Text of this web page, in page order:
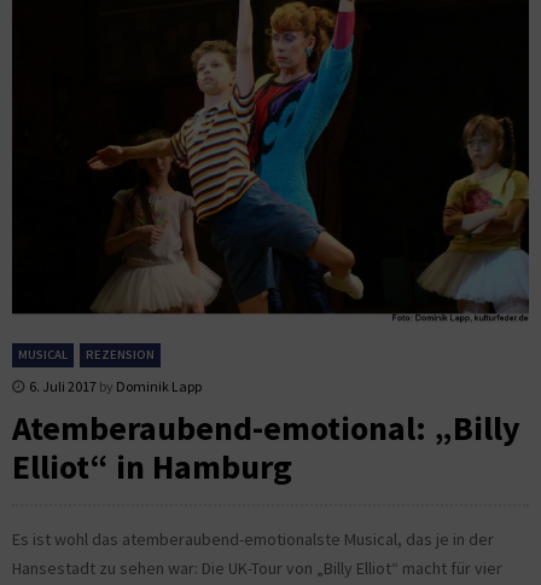
MUSICAL REZENSION
6. Juli 2017 by Dominik Lapp
Atemberaubend-emotional: „Billy
Elliot“ in Hamburg
Es ist wohl das atemberaubend-emotionalste Musical, das je in der
Hansestadt zu sehen war: Die UK-Tour von „Billy Elliot“ macht für vier